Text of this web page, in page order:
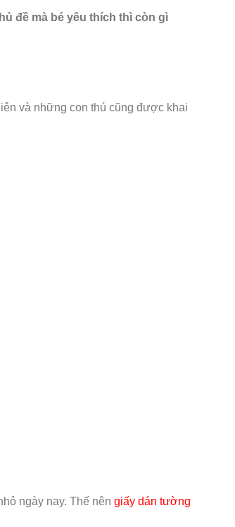
đề mà bé yêu thích thì còn gì
và những con thú cũng được khai
ngày nay. Thế nên giấy dán tường